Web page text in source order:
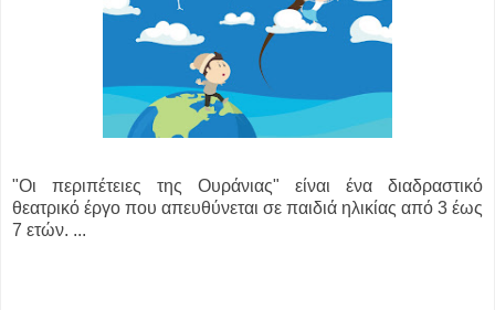
"Οι περιπέτειες της Ουράνιας" είναι ένα διαδραστικό
θεατρικό έργο που απευθύνεται σε παιδιά ηλικίας από 3 έως
7 ετών. ...